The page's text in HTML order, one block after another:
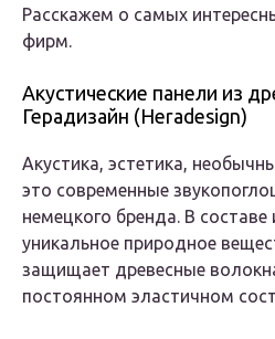
Расскажем о самых
фирм.
Акустические панели из
Герадизайн (Heradesign)
Акустика, эстетика,
это современные
немецкого бренда. В
уникальное природное
защищает древесные
постоянном эластичном